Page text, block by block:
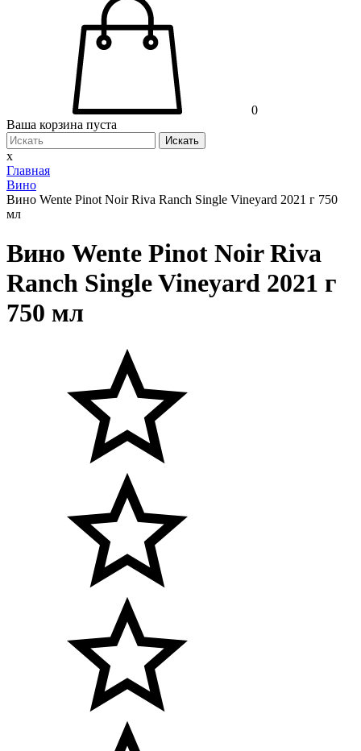
0
Ваша корзина пуста
Искать
x
Главная
Вино
Вино Wente Pinot Noir Riva Ranch Single Vineyard 2021 г 750
мл
Вино Wente Pinot Noir Riva
Ranch Single Vineyard 2021 г
750 мл